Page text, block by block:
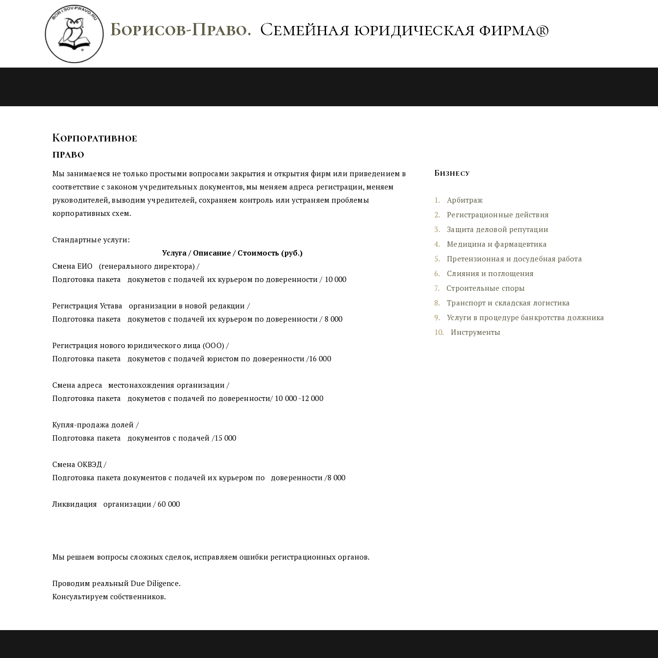
Борисов-Право. Семейная юридическая фирма®
Корпоративное
право
Мы занимаемся не только простыми вопросами закрытия и открытия фирм или приведением в
соответствие с законом учредительных документов, мы меняем адреса регистрации, меняем
руководителей, выводим учредителей, сохраняем контроль или устраняем проблемы
корпоративных схем.
Стандартные услуги:
Услуга / Описание / Стоимость (руб.)
Смена ЕИО   (генерального директора) /
Подготовка пакета   докуметов с подачей их курьером по доверенности / 10 000
Регистрация Устава   организации в новой редакции /
Подготовка пакета   докуметов с подачей их курьером по доверенности / 8 000
Регистрация нового юридического лица (ООО) /
Подготовка пакета   докуметов с подачей юристом по доверенности /16 000
Смена адреса   местонахождения организации /
Подготовка пакета   докуметов с подачей по доверенности/ 10 000 -12 000
Купля-продажа долей /
Подготовка пакета   документов с подачей /15 000
Смена ОКВЭД /
Подготовка пакета документов с подачей их курьером по   доверенности /8 000
Ликвидация   организации / 60 000
Мы решаем вопросы сложных сделок, исправляем ошибки регистрационных органов.
Проводим реальный Due Diligence.
Консультируем собственников.
Бизнесу
Арбитраж
Регистрационные действия
Защита деловой репутации
Медицина и фармацевтика
Претензионная и досудебная работа
Слияния и поглощения
Строительные споры
Транспорт и складская логистика
Услуги в процедуре банкротства должника
Инструменты